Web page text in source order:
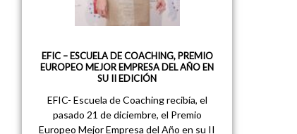
EFIC – ESCUELA DE COACHING, PREMIO
EUROPEO MEJOR EMPRESA DEL AÑO EN
SU II EDICIÓN
EFIC- Escuela de Coaching recibía, el
pasado 21 de diciembre, el Premio
Europeo Mejor Empresa del Año en su II